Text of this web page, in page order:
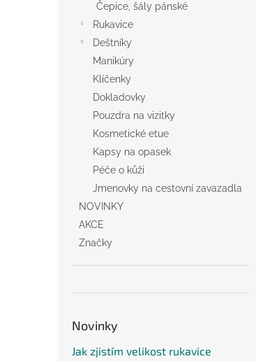
Čepice, šály pánské
Rukavice
Deštníky
Manikúry
Klíčenky
Dokladovky
Pouzdra na vizitky
Kosmetické etue
Kapsy na opasek
Péče o kůži
Jmenovky na cestovní zavazadla
NOVINKY
AKCE
Značky
Novinky
Jak zjistím velikost rukavice